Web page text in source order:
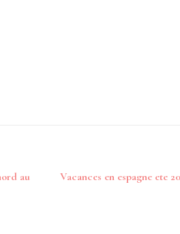
au
Vacances en espagne ete